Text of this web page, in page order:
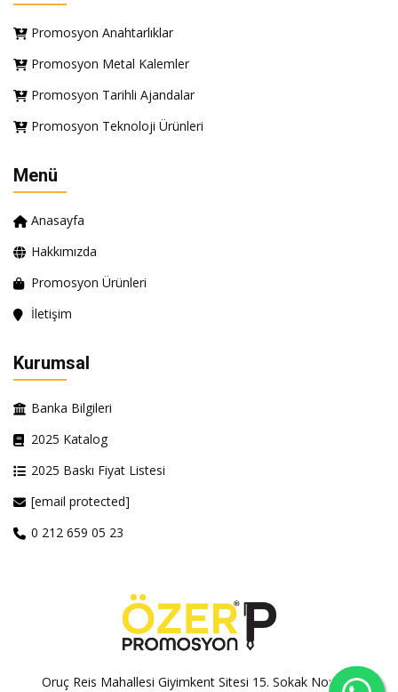
Promosyon Anahtarlıklar
Promosyon Metal Kalemler
Promosyon Tarihli Ajandalar
Promosyon Teknoloji Ürünleri
Menü
Anasayfa
Hakkımızda
Promosyon Ürünleri
İletişim
Kurumsal
Banka Bilgileri
2025 Katalog
2025 Baskı Fiyat Listesi
[email protected]
0 212 659 05 23
Oruç Reis Mahallesi Giyimkent Sitesi 15. Sokak No:100A-